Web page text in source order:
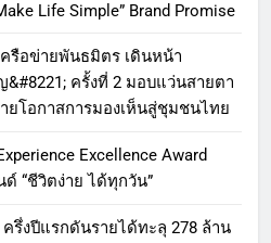
Life Simple” Brand Promise
รือข่ายพันธมิตร เดินหน้า
&#8221; ครั้งที่ 2 มอบแว่นสายตา
ยโอกาสการมองเห็นสู่ชุมชนไทย
Excellence Award
“ชีวิตง่าย ได้ทุกวัน”
รึ่งปีแรกดันรายได้ทะลุ 278 ล้าน